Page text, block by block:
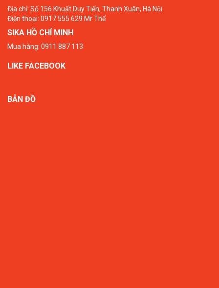
Địa chỉ: Số 156 Khuất Duy Tiến, Thanh Xuân, Hà Nội
Điện thoại: 0917 555 629 Mr Thể
SIKA HỒ CHÍ MINH
Mua hàng: 0911 887 113
LIKE FACEBOOK
BẢN ĐỒ